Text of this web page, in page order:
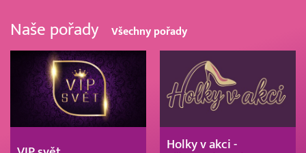
Naše pořady Všechny pořady
Holky v akci -